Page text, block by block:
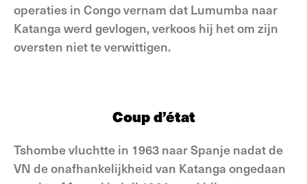
operaties in Congo vernam dat Lumumba naar
Katanga werd gevlogen, verkoos hij het om zijn
oversten niet te verwittigen.
Coup d’état
Tshombe vluchtte in 1963 naar Spanje nadat de
VN de onafhankelijkheid van Katanga ongedaan